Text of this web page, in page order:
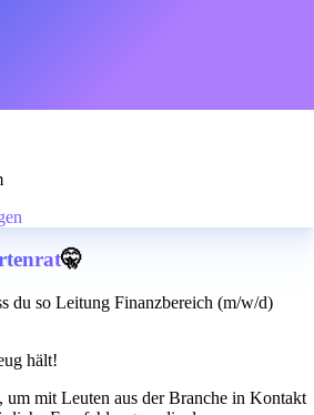
🤫
du so Leitung Finanzbereich (m/w/d)
hält!
mit Leuten aus der Branche in Kontakt